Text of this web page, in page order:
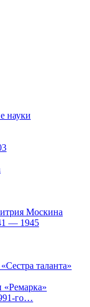
науки
Москина
— 1945
таланта»
«Ремарка»
го…